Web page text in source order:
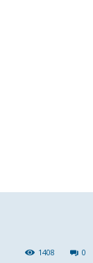
0
1408